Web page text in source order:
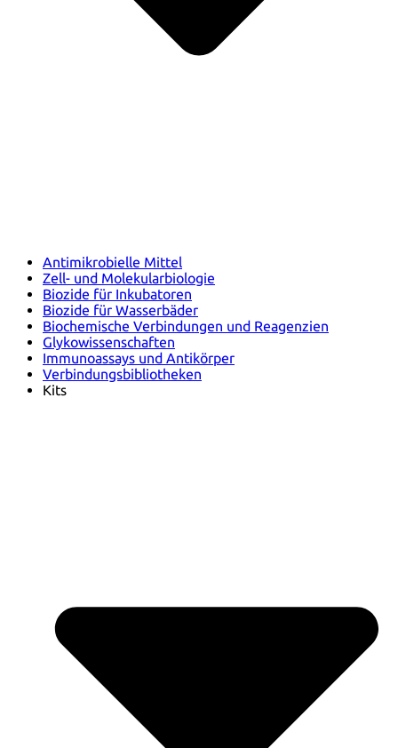
Antimikrobielle Mittel
Zell- und Molekularbiologie
Biozide für Inkubatoren
Biozide für Wasserbäder
Biochemische Verbindungen und Reagenzien
Glykowissenschaften
Immunoassays und Antikörper
Verbindungsbibliotheken
Kits